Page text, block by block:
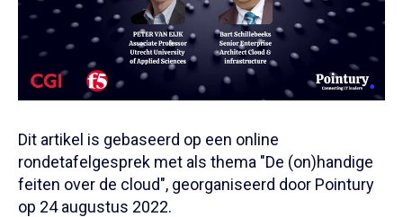
Dit artikel is gebaseerd op een online
rondetafelgesprek met als thema "De (on)handige
feiten over de cloud", georganiseerd door Pointury
op 24 augustus 2022.